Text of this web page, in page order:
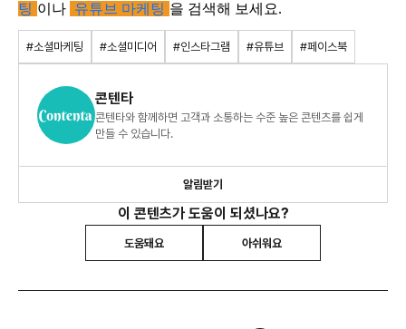
팅 이나 유튜브 마케팅 을 검색해 보세요.
#소셜마케팅 #소셜미디어 #인스타그램 #유튜브 #페이스북
콘텐타
콘텐타와 함께하면 고객과 소통하는 수준 높은 콘텐츠를 쉽게
만들 수 있습니다.
알림받기
이 콘텐츠가 도움이 되셨나요?
도움돼요 아쉬워요